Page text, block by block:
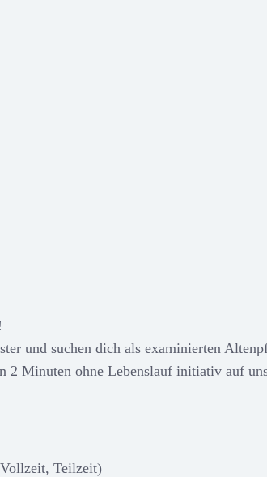
und suchen dich als examinierten
2 Minuten ohne Lebenslauf initiativ auf
Teilzeit)